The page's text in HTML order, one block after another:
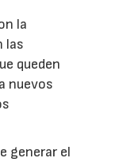
la
las
queden
nuevos
generar el